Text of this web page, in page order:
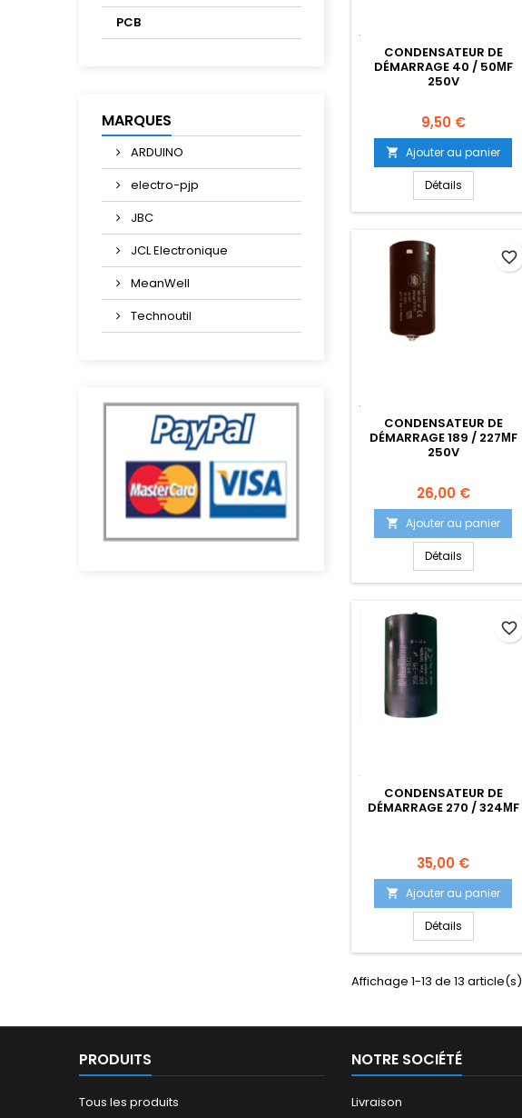
PCB
MARQUES
ARDUINO
electro-pjp
JBC
JCL Electronique
MeanWell
Technoutil
CONDENSATEUR DE
DÉMARRAGE 40 / 50ΜF
250V
Prix
9,50 €
 Ajouter au panier
Détails
CONDENSATEUR DE
DÉMARRAGE 189 / 227ΜF
250V
Prix
26,00 €
 Ajouter au panier
Détails
favorite_border
CONDENSATEUR DE
DÉMARRAGE 270 / 324ΜF
Prix
35,00 €
 Ajouter au panier
Détails
favorite_border
Affichage 1-13 de 13 article(s)
PRODUITS
Tous les produits
NOTRE SOCIÉTÉ
Livraison